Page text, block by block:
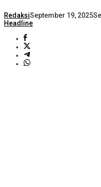
RedaksiSeptember 19, 2025
Headline